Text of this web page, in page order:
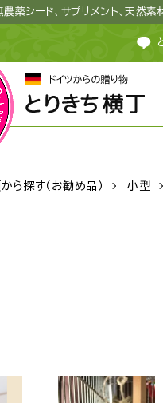
薬シード、サプリメント、天然
ら探す（お勧め品） 小型